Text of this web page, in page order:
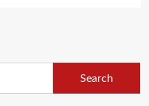
Search